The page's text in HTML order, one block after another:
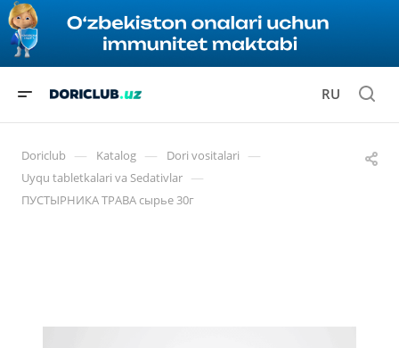
RU
Doriclub — Katalog — Dori vositalari —
Uyqu tabletkalari va Sedativlar —
ПУСТЫРНИКА ТРАВА сырье 30г